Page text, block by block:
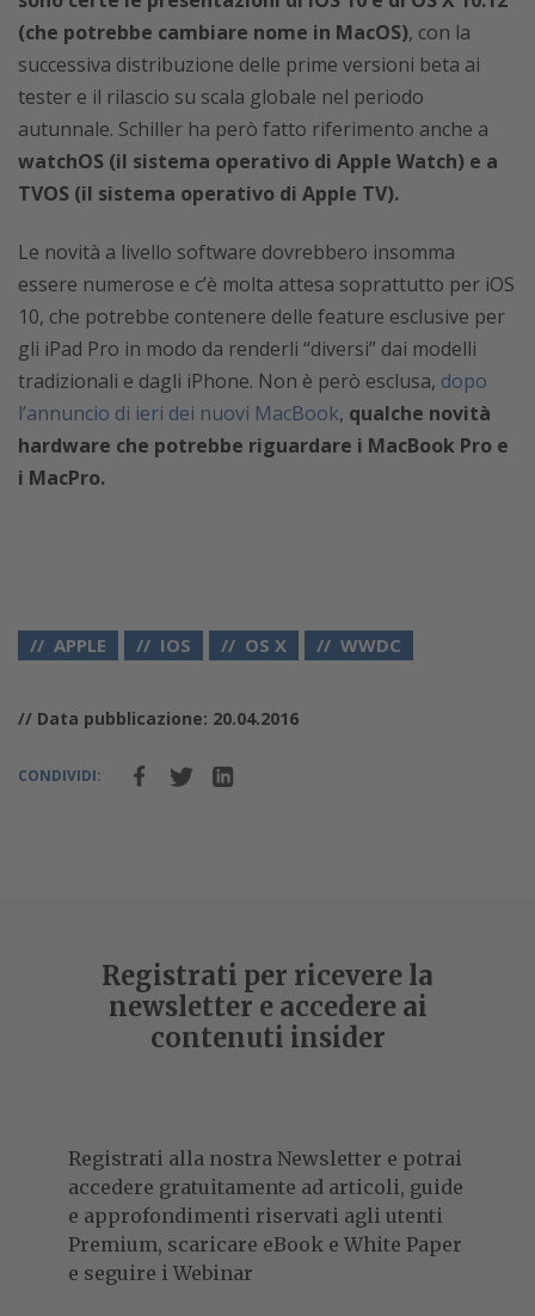
(che potrebbe cambiare nome in MacOS), con la
successiva distribuzione delle prime versioni beta ai
tester e il rilascio su scala globale nel periodo
autunnale. Schiller ha però fatto riferimento anche a
watchOS (il sistema operativo di Apple Watch) e a
TVOS (il sistema operativo di Apple TV).
Le novità a livello software dovrebbero insomma
essere numerose e c’è molta attesa soprattutto per iOS
10, che potrebbe contenere delle feature esclusive per
gli iPad Pro in modo da renderli “diversi” dai modelli
tradizionali e dagli iPhone. Non è però esclusa, dopo
l’annuncio di ieri dei nuovi MacBook, qualche novità
hardware che potrebbe riguardare i MacBook Pro e
i MacPro.
APPLE IOS OS X WWDC
// Data pubblicazione: 20.04.2016
CONDIVIDI:
Registrati per ricevere la
newsletter e accedere ai
contenuti insider
Registrati alla nostra Newsletter e potrai
accedere gratuitamente ad articoli, guide
e approfondimenti riservati agli utenti
Premium, scaricare eBook e White Paper
e seguire i Webinar